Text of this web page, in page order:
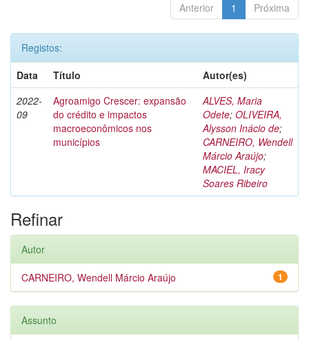
Anterior 1 Próxima
Registos:
Data
Título
Autor(es)
2022-
09
Agroamigo Crescer: expansão
do crédito e impactos
macroeconômicos nos
municípios
ALVES, Maria
Odete; OLIVEIRA,
Alysson Inácio de;
CARNEIRO, Wendell
Márcio Araújo;
MACIEL, Iracy
Soares Ribeiro
Refinar
Autor
1
CARNEIRO, Wendell Márcio Araújo
Assunto